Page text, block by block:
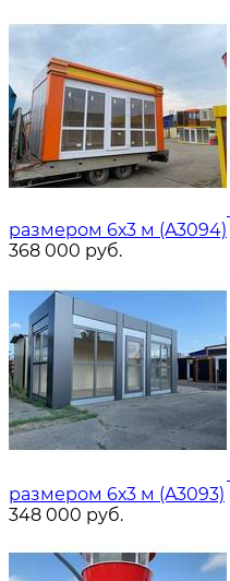
размером 6х3 м (A3094)
368 000 руб.
размером 6х3 м (A3093)
348 000 руб.